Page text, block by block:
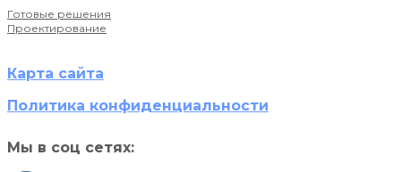
Готовые решения
Проектирование
Карта сайта
Политика конфиденциальности
Мы в соц сетях: